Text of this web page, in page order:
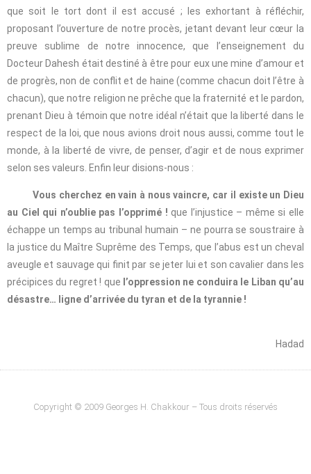
que soit le tort dont il est accusé ; les exhortant à réfléchir,
proposant l’ouverture de notre procès, jetant devant leur cœur la
preuve sublime de notre innocence, que l’enseignement du
Docteur Dahesh était destiné à être pour eux une mine d’amour et
de progrès, non de conflit et de haine (comme chacun doit l’être à
chacun), que notre religion ne prêche que la fraternité et le pardon,
prenant Dieu à témoin que notre idéal n’était que la liberté dans le
respect de la loi, que nous avions droit nous aussi, comme tout le
monde, à la liberté de vivre, de penser, d’agir et de nous exprimer
selon ses valeurs. Enfin leur disions-nous :
Vous cherchez en vain à nous vaincre, car il existe un Dieu
au Ciel qui n’oublie pas l’opprimé ! que l’injustice – même si elle
échappe un temps au tribunal humain – ne pourra se soustraire à
la justice du Maître Suprême des Temps, que l’abus est un cheval
aveugle et sauvage qui finit par se jeter lui et son cavalier dans les
précipices du regret ! que l’oppression ne conduira le Liban qu’au
désastre… ligne d’arrivée du tyran et de la tyrannie !
Hadad
Copyright © 2009 Georges H. Chakkour – Tous droits réservés